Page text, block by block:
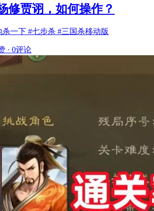
修贾诩，如何操作？
一下 #七步杀 #三国杀移动版
· 0评论